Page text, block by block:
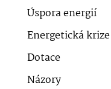
Úspora energií
Energetická krize
Dotace
Názory